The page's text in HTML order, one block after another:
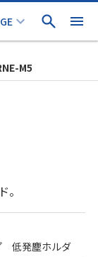
M5
低発塵ホルダ